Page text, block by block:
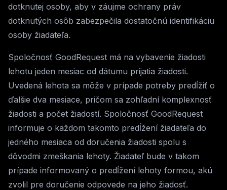
dotknutej osoby, aby v záujme ochrany práv
dotknutých osôb zabezpečila dostatočnú identifikáciu
osoby žiadateľa.
Spoločnosť GoodRequest má na vybavenie žiadosti
lehotu jeden mesiac od dátumu prijatia žiadosti.
Uvedená lehota sa môže v prípade potreby predĺžiť o
ďalšie dva mesiace, pričom sa zohľadní komplexnosť
žiadosti a počet žiadostí. Spoločnosť GoodRequest
informuje o každom takomto predĺžení žiadateľa do
jedného mesiaca od doručenia žiadosti spolu s
dôvodmi zmeškania lehoty. Žiadateľ bude v takom
prípade informovaný o predĺžení lehoty formou, akú
zvolil pre doručenie odpovede na jeho žiadosť.